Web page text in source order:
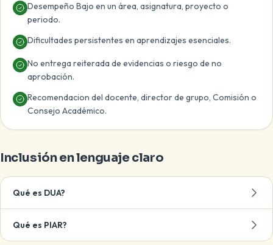
Desempeño Bajo en un área, asignatura, proyecto o
periodo.
Dificultades persistentes en aprendizajes esenciales.
No entrega reiterada de evidencias o riesgo de no
aprobación.
Recomendacion del docente, director de grupo, Comisión o
Consejo Académico.
Inclusión en lenguaje claro
Qué es DUA?
Qué es PIAR?